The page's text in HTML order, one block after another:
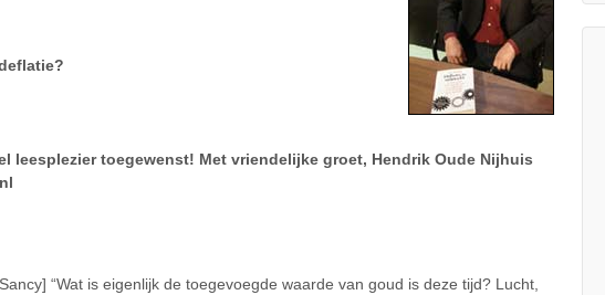
leesplezier toegewenst! Met vriendelijke groet, Hendrik Oude Nijhuis
“Wat is eigenlijk de toegevoegde waarde van goud is deze tijd? Lucht,